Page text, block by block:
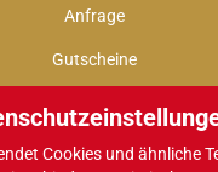
Cookies und ähnliche
Anfrage
Gutscheine